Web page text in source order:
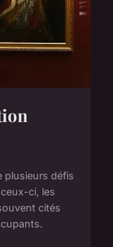
plusieurs défis
ci, les
cités